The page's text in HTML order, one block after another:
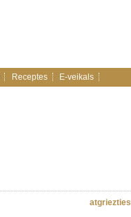
Receptes E-veikals
atgriezties